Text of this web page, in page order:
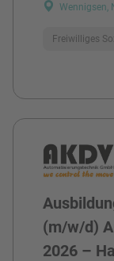
Wennigsen,
Freiwilliges
(m/w/d)
2026 –